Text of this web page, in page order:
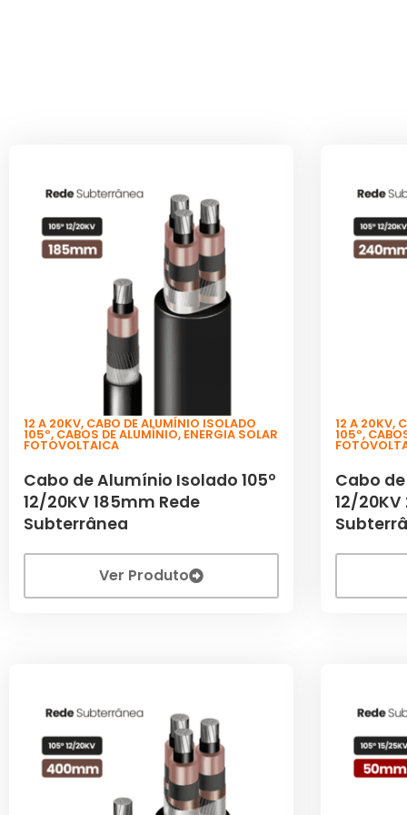
12 A 20KV, CABO DE ALUMÍNIO ISOLADO
105º, CABOS DE ALUMÍNIO, ENERGIA SOLAR
FOTOVOLTAICA
Cabo de Alumínio Isolado 105º
12/20KV 185mm Rede
Subterrânea
Ver Produto
12 A 20KV,
105º,
Cabo
12/